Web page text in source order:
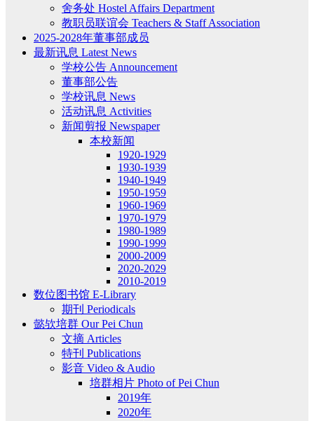
舍务处 Hostel Affairs Department
教职员联谊会 Teachers & Staff Association
2025-2028年董事部成员
最新讯息 Latest News
学校公告 Announcement
董事部公告
学校讯息 News
活动讯息 Activities
新闻剪报 Newspaper
本校新闻
1920-1929
1930-1939
1940-1949
1950-1959
1960-1969
1970-1979
1980-1989
1990-1999
2000-2009
2020-2029
2010-2019
数位图书馆 E-Library
期刊 Periodicals
懿欤培群 Our Pei Chun
文摘 Articles
特刊 Publications
影音 Video & Audio
培群相片 Photo of Pei Chun
2019年
2020年